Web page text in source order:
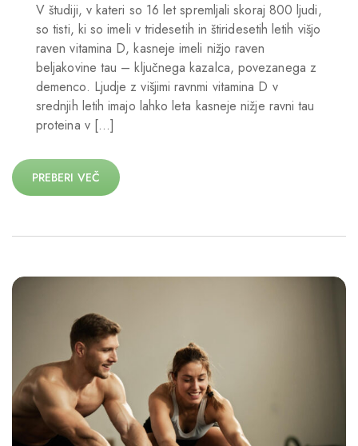
V študiji, v kateri so 16 let spremljali skoraj 800 ljudi,
so tisti, ki so imeli v tridesetih in štiridesetih letih višjo
raven vitamina D, kasneje imeli nižjo raven
beljakovine tau – ključnega kazalca, povezanega z
demenco. Ljudje z višjimi ravnmi vitamina D v
srednjih letih imajo lahko leta kasneje nižje ravni tau
proteina v […]
PREBERI VEČ